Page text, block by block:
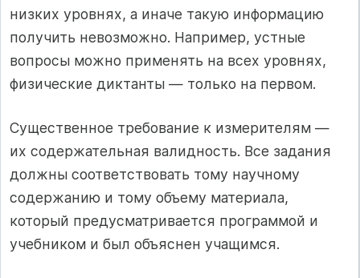
низких уровнях, а иначе такую информацию
получить невозможно. Например, устные
вопросы можно применять на всех уровнях,
физические диктанты — только на первом.
Существенное требование к измерителям —
их содержательная валидность. Все задания
должны соответствовать тому научному
содержанию и тому объему материала,
который предусматривается программой и
учебником и был объяснен учащимся.